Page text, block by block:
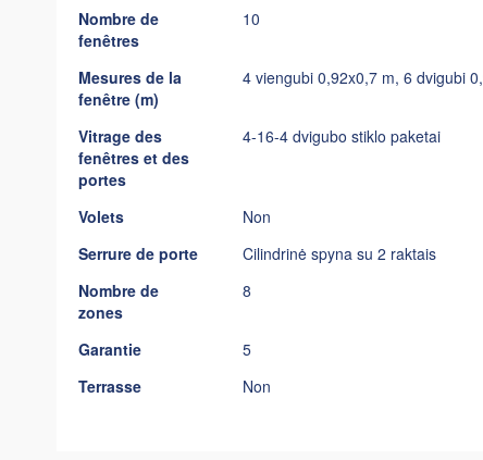
Nombre de
fenêtres
10
Mesures de la
fenêtre (m)
4 viengubi 0,92x0,7 m, 6 dvigubi
Vitrage des
fenêtres et des
portes
4-16-4 dvigubo stiklo paketai
Volets
Non
Serrure de porte
Cilindrinė spyna su 2 raktais
Nombre de
zones
8
Garantie
5
Terrasse
Non